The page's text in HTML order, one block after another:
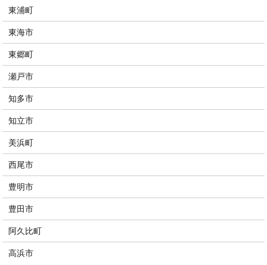
東浦町
東海市
東郷町
瀬戸市
知多市
知立市
美浜町
西尾市
豊明市
豊田市
阿久比町
高浜市